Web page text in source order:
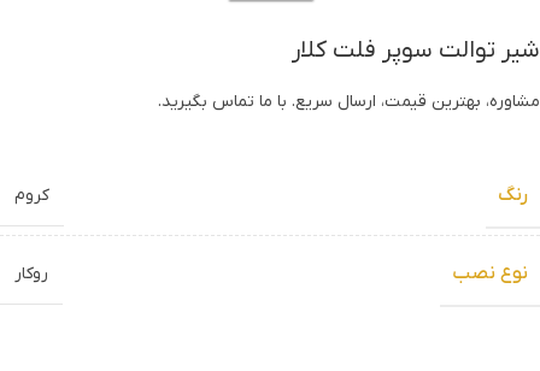
شیر توالت سوپر فلت کلار
مشاوره، بهترین قیمت، ارسال سریع. با ما تماس بگیرید.
رنگ کروم
نوع نصب روکار